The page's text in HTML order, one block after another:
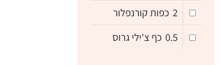
2 כפות קורנפלור
0.5 כף צ'ילי גרוס